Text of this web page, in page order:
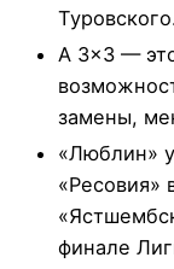
Туровского.
А 3×3 —
замены,
«Люблин»
«Ресовия»
финале